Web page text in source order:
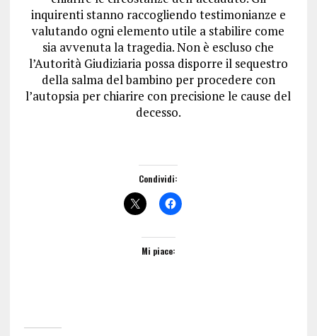
inquirenti stanno raccogliendo testimonianze e
valutando ogni elemento utile a stabilire come
sia avvenuta la tragedia. Non è escluso che
l’Autorità Giudiziaria possa disporre il sequestro
della salma del bambino per procedere con
l’autopsia per chiarire con precisione le cause del
decesso.
Condividi:
Mi piace: